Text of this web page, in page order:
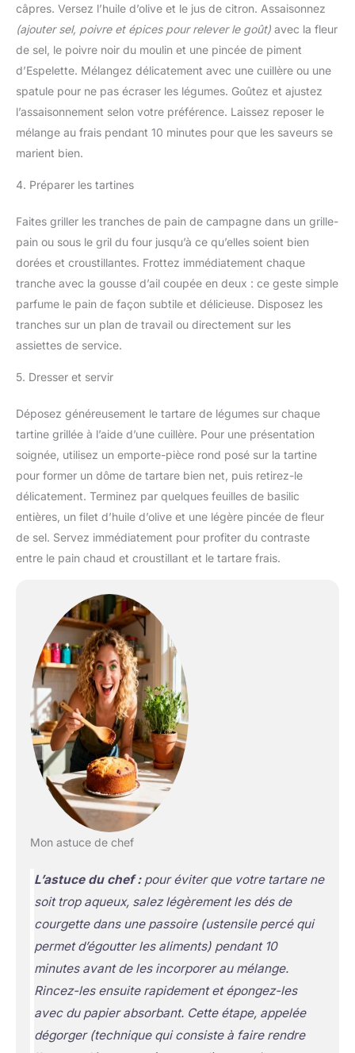
câpres. Versez l’huile d’olive et le jus de citron. Assaisonnez
(ajouter sel, poivre et épices pour relever le goût) avec la fleur
de sel, le poivre noir du moulin et une pincée de piment
d’Espelette. Mélangez délicatement avec une cuillère ou une
spatule pour ne pas écraser les légumes. Goûtez et ajustez
l’assaisonnement selon votre préférence. Laissez reposer le
mélange au frais pendant 10 minutes pour que les saveurs se
marient bien.
4. Préparer les tartines
Faites griller les tranches de pain de campagne dans un grille-
pain ou sous le gril du four jusqu’à ce qu’elles soient bien
dorées et croustillantes. Frottez immédiatement chaque
tranche avec la gousse d’ail coupée en deux : ce geste simple
parfume le pain de façon subtile et délicieuse. Disposez les
tranches sur un plan de travail ou directement sur les
assiettes de service.
5. Dresser et servir
Déposez généreusement le tartare de légumes sur chaque
tartine grillée à l’aide d’une cuillère. Pour une présentation
soignée, utilisez un emporte-pièce rond posé sur la tartine
pour former un dôme de tartare bien net, puis retirez-le
délicatement. Terminez par quelques feuilles de basilic
entières, un filet d’huile d’olive et une légère pincée de fleur
de sel. Servez immédiatement pour profiter du contraste
entre le pain chaud et croustillant et le tartare frais.
Mon astuce de chef
L’astuce du chef :pour éviter que votre tartare ne
soit trop aqueux, salez légèrement les dés de
courgette dans une passoire (ustensile percé qui
permet d’égoutter les aliments)pendant 10
minutes avant de les incorporer au mélange.
Rincez-les ensuite rapidement et épongez-les
avec du papier absorbant. Cette étape, appelée
dégorger (technique qui consiste à faire rendre